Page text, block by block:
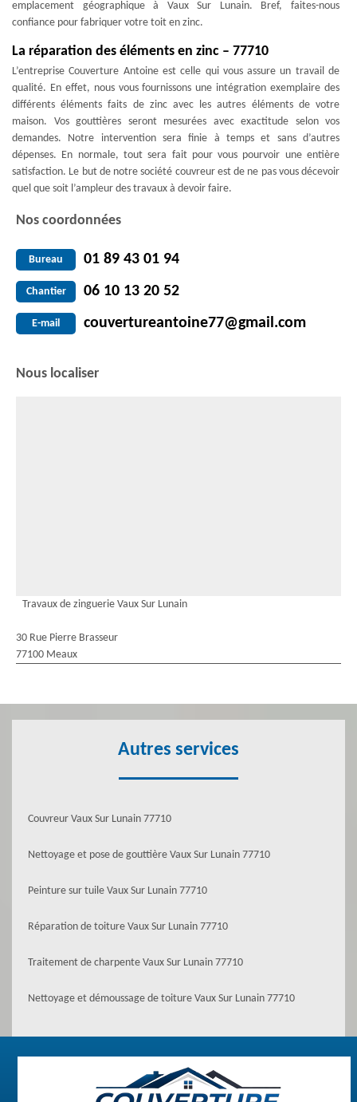
emplacement géographique à Vaux Sur Lunain. Bref, faites-nous
confiance pour fabriquer votre toit en zinc.
La réparation des éléments en zinc – 77710
L’entreprise Couverture Antoine est celle qui vous assure un travail de
qualité. En effet, nous vous fournissons une intégration exemplaire des
différents éléments faits de zinc avec les autres éléments de votre
maison. Vos gouttières seront mesurées avec exactitude selon vos
demandes. Notre intervention sera finie à temps et sans d’autres
dépenses. En normale, tout sera fait pour vous pourvoir une entière
satisfaction. Le but de notre société couvreur est de ne pas vous décevoir
quel que soit l’ampleur des travaux à devoir faire.
Nos coordonnées
Bureau 01 89 43 01 94
Chantier 06 10 13 20 52
E-mail couvertureantoine77@gmail.com
Nous localiser
Travaux de zinguerie Vaux Sur Lunain
30 Rue Pierre Brasseur
77100 Meaux
Autres services
Couvreur Vaux Sur Lunain 77710
Nettoyage et pose de gouttière Vaux Sur Lunain 77710
Peinture sur tuile Vaux Sur Lunain 77710
Réparation de toiture Vaux Sur Lunain 77710
Traitement de charpente Vaux Sur Lunain 77710
Nettoyage et démoussage de toiture Vaux Sur Lunain 77710